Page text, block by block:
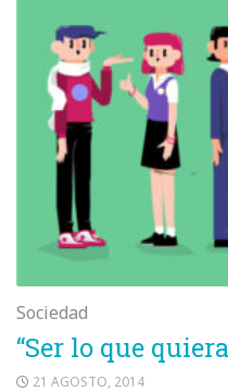
Sociedad
“Ser lo que
21 AGOSTO, 2014